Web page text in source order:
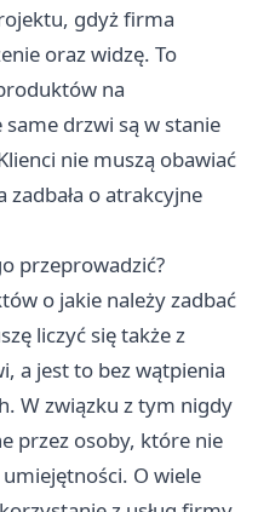
gdyż firma
oraz widzę. To
na
drzwi są w stanie
nie muszą obawiać
o atrakcyjne
przeprowadzić?
o jakie należy zadbać
liczyć się także z
a jest to bez wątpienia
W związku z tym nigdy
przez osoby, które nie
O wiele